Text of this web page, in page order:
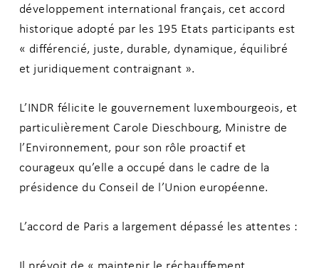
développement international français, cet accord
historique adopté par les 195 Etats participants est
« différencié, juste, durable, dynamique, équilibré
et juridiquement contraignant ».
L’INDR félicite le gouvernement luxembourgeois, et
particulièrement Carole Dieschbourg, Ministre de
l’Environnement, pour son rôle proactif et
courageux qu’elle a occupé dans le cadre de la
présidence du Conseil de l’Union européenne.
L’accord de Paris a largement dépassé les attentes :